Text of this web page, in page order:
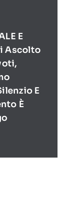
E
Ascolto
E
È